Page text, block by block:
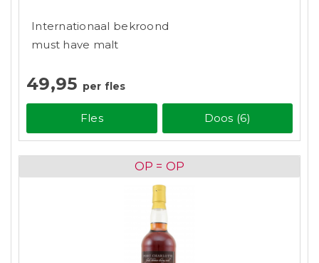
Internationaal bekroond
must have malt
49,95 per fles
Fles Doos (6)
OP = OP